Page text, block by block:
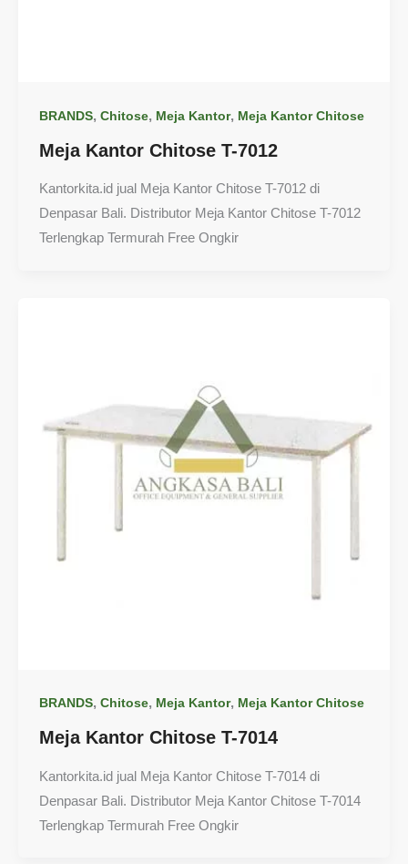
BRANDS, Chitose, Meja Kantor, Meja Kantor Chitose
Meja Kantor Chitose T-7012
Kantorkita.id jual Meja Kantor Chitose T-7012 di
Denpasar Bali. Distributor Meja Kantor Chitose T-7012
Terlengkap Termurah Free Ongkir
BRANDS, Chitose, Meja Kantor, Meja Kantor Chitose
Meja Kantor Chitose T-7014
Kantorkita.id jual Meja Kantor Chitose T-7014 di
Denpasar Bali. Distributor Meja Kantor Chitose T-7014
Terlengkap Termurah Free Ongkir